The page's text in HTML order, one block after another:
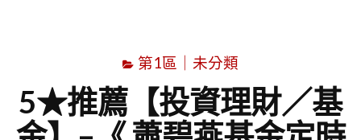
第1區｜未分類
5★推薦【投資理財／基